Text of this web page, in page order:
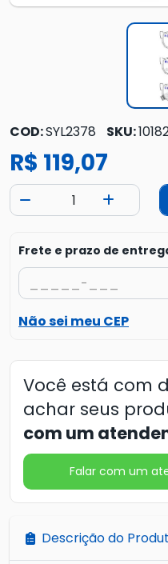
COD:SYL2378 SKU:
R$ 119,07
Frete e prazo de
Não sei meu CEP
Você está com
achar seus
com um
Falar com um
Descrição do